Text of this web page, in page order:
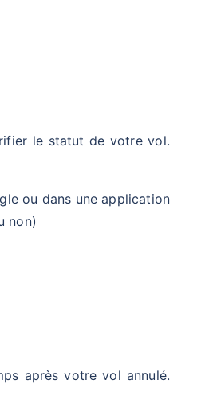
le statut de votre vol.
ou dans une application
non)
après votre vol annulé.